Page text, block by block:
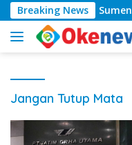
Langsung
ke
konten
Breaking News
Kesehatan
Jangan Tutup Mata